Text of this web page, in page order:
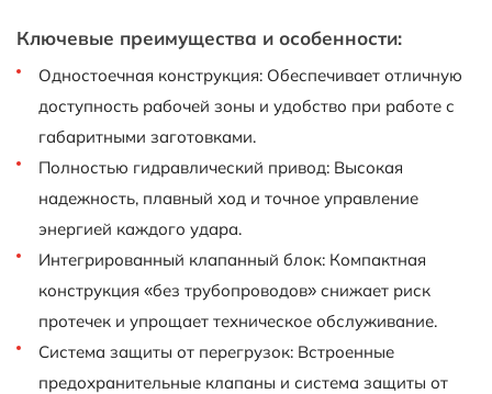
Ключевые преимущества и особенности:
Одностоечная конструкция: Обеспечивает отличную
доступность рабочей зоны и удобство при работе с
габаритными заготовками.
Полностью гидравлический привод: Высокая
надежность, плавный ход и точное управление
энергией каждого удара.
Интегрированный клапанный блок: Компактная
конструкция «без трубопроводов» снижает риск
протечек и упрощает техническое обслуживание.
Система защиты от перегрузок: Встроенные
предохранительные клапаны и система защиты от